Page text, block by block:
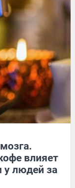
влияет
у людей за